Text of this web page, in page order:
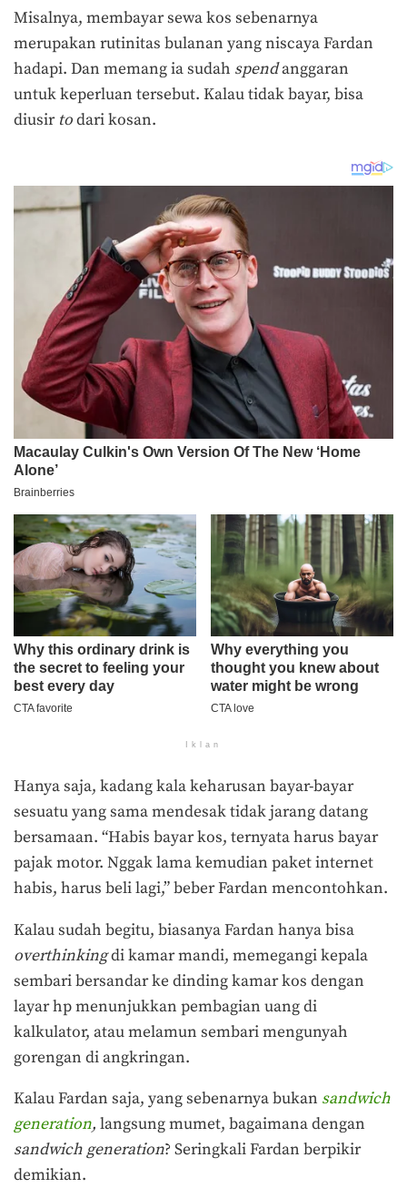
Misalnya, membayar sewa kos sebenarnya
merupakan rutinitas bulanan yang niscaya Fardan
hadapi. Dan memang ia sudah spendanggaran
untuk keperluan tersebut. Kalau tidak bayar, bisa
diusir todari kosan.
Iklan
Hanya saja, kadang kala keharusan bayar-bayar
sesuatu yang sama mendesak tidak jarang datang
bersamaan. “Habis bayar kos, ternyata harus bayar
pajak motor. Nggak lama kemudian paket internet
habis, harus beli lagi,” beber Fardan mencontohkan.
Kalau sudah begitu, biasanya Fardan hanya bisa
overthinkingdi kamar mandi, memegangi kepala
sembari bersandar ke dinding kamar kos dengan
layar hp menunjukkan pembagian uang di
kalkulator, atau melamun sembari mengunyah
gorengan di angkringan.
Kalau Fardan saja, yang sebenarnya bukan sandwich
generation, langsung mumet, bagaimana dengan
sandwich generation? Seringkali Fardan berpikir
demikian.